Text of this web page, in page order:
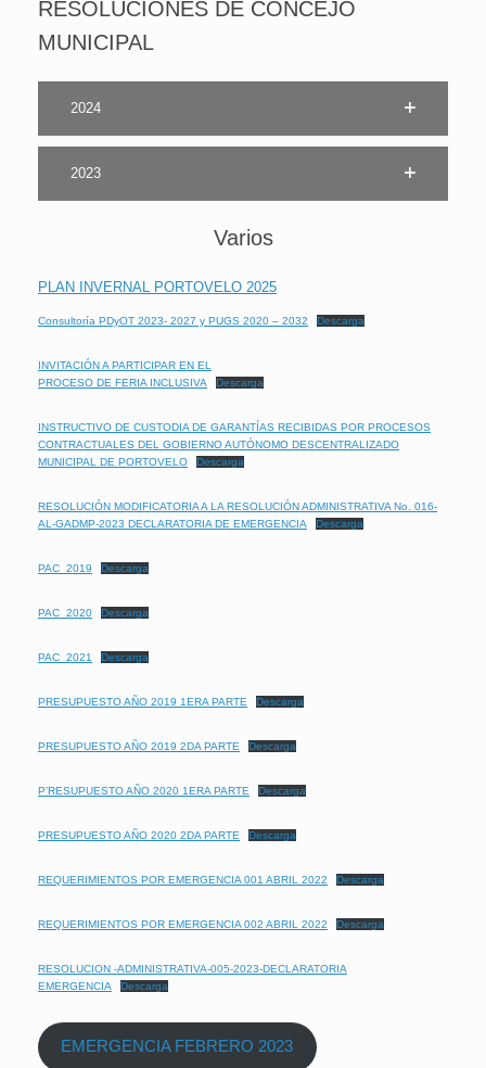
RESOLUCIONES DE CONCEJO
MUNICIPAL
2024
2023
Varios
PLAN INVERNAL PORTOVELO 2025
Consultoría PDyOT 2023- 2027 y PUGS 2020 – 2032 Descarga
INVITACIÓN A PARTICIPAR EN EL
PROCESO DE FERIA INCLUSIVA
Descarga
INSTRUCTIVO DE CUSTODIA DE GARANTÍAS RECIBIDAS POR PROCESOS
CONTRACTUALES DEL GOBIERNO AUTÓNOMO DESCENTRALIZADO
MUNICIPAL DE PORTOVELO
Descarga
RESOLUCIÓN MODIFICATORIA A LA RESOLUCIÓN ADMINISTRATIVA No. 016-
AL-GADMP-2023 DECLARATORIA DE EMERGENCIA
Descarga
PAC_2019 Descarga
PAC_2020 Descarga
PAC_2021 Descarga
PRESUPUESTO AÑO 2019 1ERA PARTE Descarga
PRESUPUESTO AÑO 2019 2DA PARTE Descarga
P’RESUPUESTO AÑO 2020 1ERA PARTE Descarga
PRESUPUESTO AÑO 2020 2DA PARTE Descarga
REQUERIMIENTOS POR EMERGENCIA 001 ABRIL 2022 Descarga
REQUERIMIENTOS POR EMERGENCIA 002 ABRIL 2022 Descarga
RESOLUCION -ADMINISTRATIVA-005-2023-DECLARATORIA
EMERGENCIA
Descarga
EMERGENCIA FEBRERO 2023